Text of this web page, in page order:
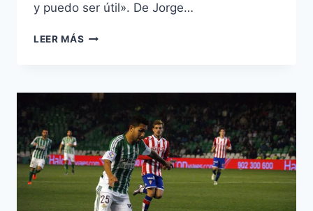
y puedo ser útil». De Jorge…
LEER MÁS EL